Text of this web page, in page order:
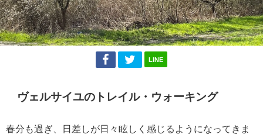
LINE
ヴェルサイユのトレイル・ウォーキング
春分も過ぎ、日差しが日々眩しく感じるようになってきま